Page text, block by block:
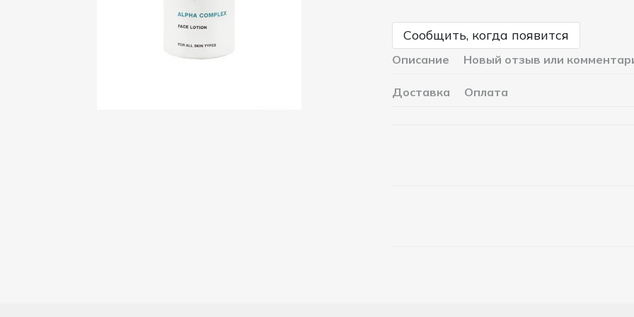
Сообщить, когда появится
Описание Новый отзыв или
Доставка Оплата